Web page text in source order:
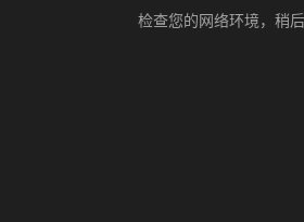
检查您的网络环境，稍后